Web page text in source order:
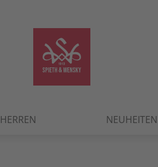
HERREN NEUHEITEN